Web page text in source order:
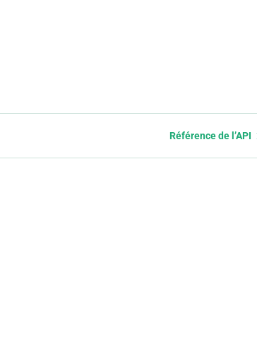
Référence de l’API